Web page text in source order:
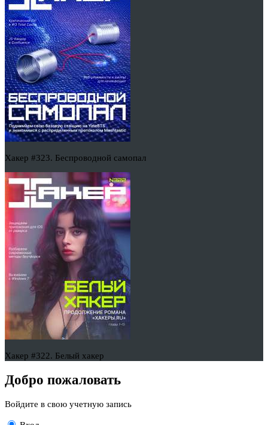
Хакер #323. Беспроводной самопал
Хакер #322. Белый хакер
Добро пожаловать
Войдите в свою учетную запись